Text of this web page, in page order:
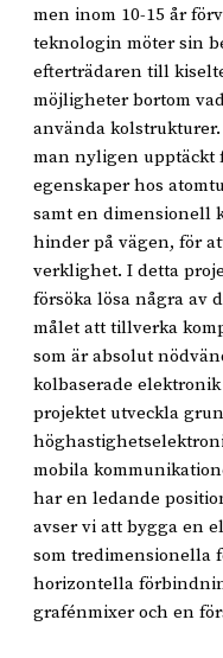
men inom 10-15 år
teknologin möter sin
efterträdaren till
möjligheter bortom
använda
man nyligen upptäckt
egenskaper hos
samt en dimensionell
hinder på vägen, för
verklighet. I detta
försöka lösa några av
målet att tillverka
som är absolut
kolbaserade
projektet utveckla
mobila
har en ledande
avser vi att bygga en
som tredimensionella
horizontella
grafénmixer och en